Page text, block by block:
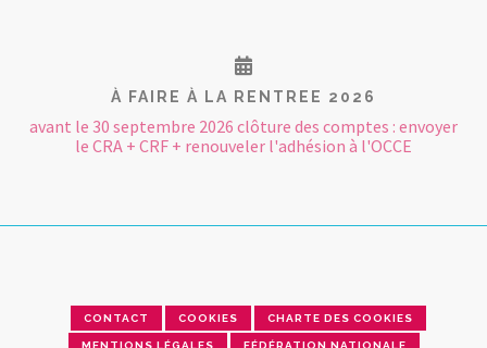
À FAIRE À LA RENTREE 2026
avant le 30 septembre 2026 clôture des comptes : envoyer
le CRA + CRF + renouveler l'adhésion à l'OCCE
CONTACT COOKIES CHARTE DES COOKIES
MENTIONS LÉGALES FÉDÉRATION NATIONALE